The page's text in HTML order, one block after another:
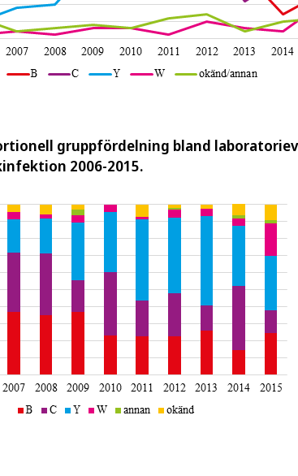
gruppfördelning bland
2006-2015.